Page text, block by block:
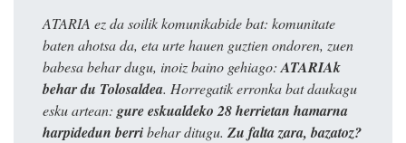
ATARIA ez da soilik komunikabide bat: komunitate
baten ahotsa da, eta urte hauen guztien ondoren, zuen
babesa behar dugu, inoiz baino gehiago: ATARIAk
behar du Tolosaldea. Horregatik erronka bat daukagu
esku artean: gure eskualdeko 28 herrietan hamarna
harpidedun berribehar ditugu. Zu falta zara, bazatoz?